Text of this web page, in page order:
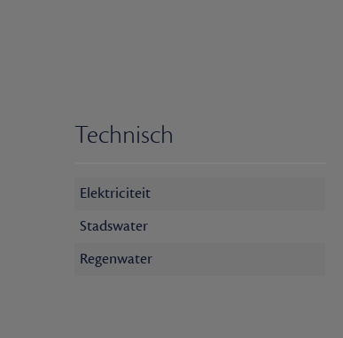
Technisch
Elektriciteit
Stadswater
Regenwater